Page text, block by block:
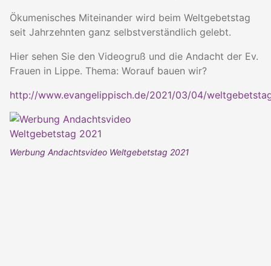
Ökumenisches Miteinander wird beim Weltgebetstag
seit Jahrzehnten ganz selbstverständlich gelebt.
Hier sehen Sie den Videogruß und die Andacht der Ev.
Frauen in Lippe. Thema: Worauf bauen wir?
http://www.evangelippisch.de/2021/03/04/
Werbung Andachtsvideo Weltgebetstag 2021